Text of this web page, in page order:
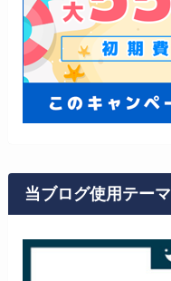
当ブログ使用テーマ